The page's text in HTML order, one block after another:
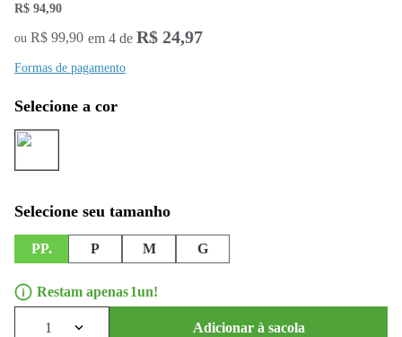
R$ 94,90
ou R$ 99,90 em 4 de R$ 24,97
Formas de pagamento
Selecione a cor
PP. P M G
1
1 Adicionar à sacola